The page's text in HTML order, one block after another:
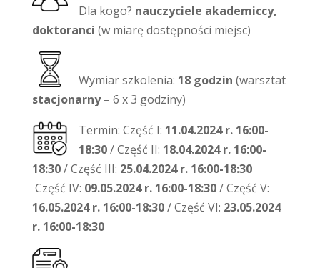
Dla kogo? nauczyciele akademiccy,
doktoranci (w miarę dostępności miejsc)
Wymiar szkolenia: 18 godzin (warsztat
stacjonarny– 6 x 3 godziny)
Termin: Część I: 11.04.2024 r. 16:00-
18:30/ Część II: 18.04.2024 r. 16:00-
18:30/ Część III: 25.04.2024 r. 16:00-18:30
Część IV: 09.05.2024 r. 16:00-18:30/ Część V:
16.05.2024 r. 16:00-18:30/ Część VI: 23.05.2024
r. 16:00-18:30